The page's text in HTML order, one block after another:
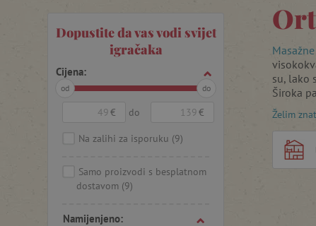
Dopustite da vas vodi svijet
igračaka
Cijena:
od do
€ do €
Na zalihi za isporuku (9)
Samo proizvodi s besplatnom
dostavom (9)
Namijenjeno:
su, lako
Široka
potiče
Želim